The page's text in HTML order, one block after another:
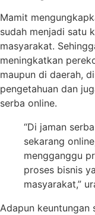
Mamit
sudah menjadi satu
masyarakat.
meningkatkan
maupun di daerah,
pengetahuan dan
serba online.
“Di jaman
sekarang
mengganggu
proses bisnis
masyarakat,”
Adapun keuntungan